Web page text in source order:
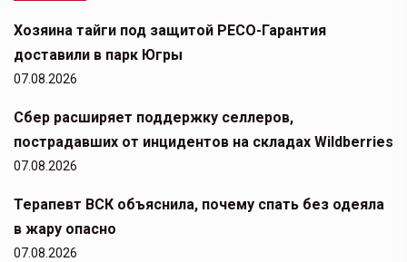
Хозяина тайги под защитой РЕСО-Гарантия
доставили в парк Югры
07.08.2026
Сбер расширяет поддержку селлеров,
пострадавших от инцидентов на складах Wildberries
07.08.2026
Терапевт ВСК объяснила, почему спать без одеяла
в жару опасно
07.08.2026